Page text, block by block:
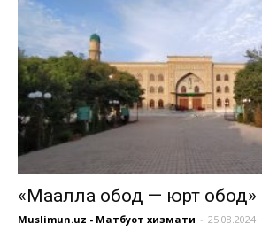
«Маҳалла обод — юрт обод»
Muslimun.uz - Матбуот хизмати - 25.08.2024